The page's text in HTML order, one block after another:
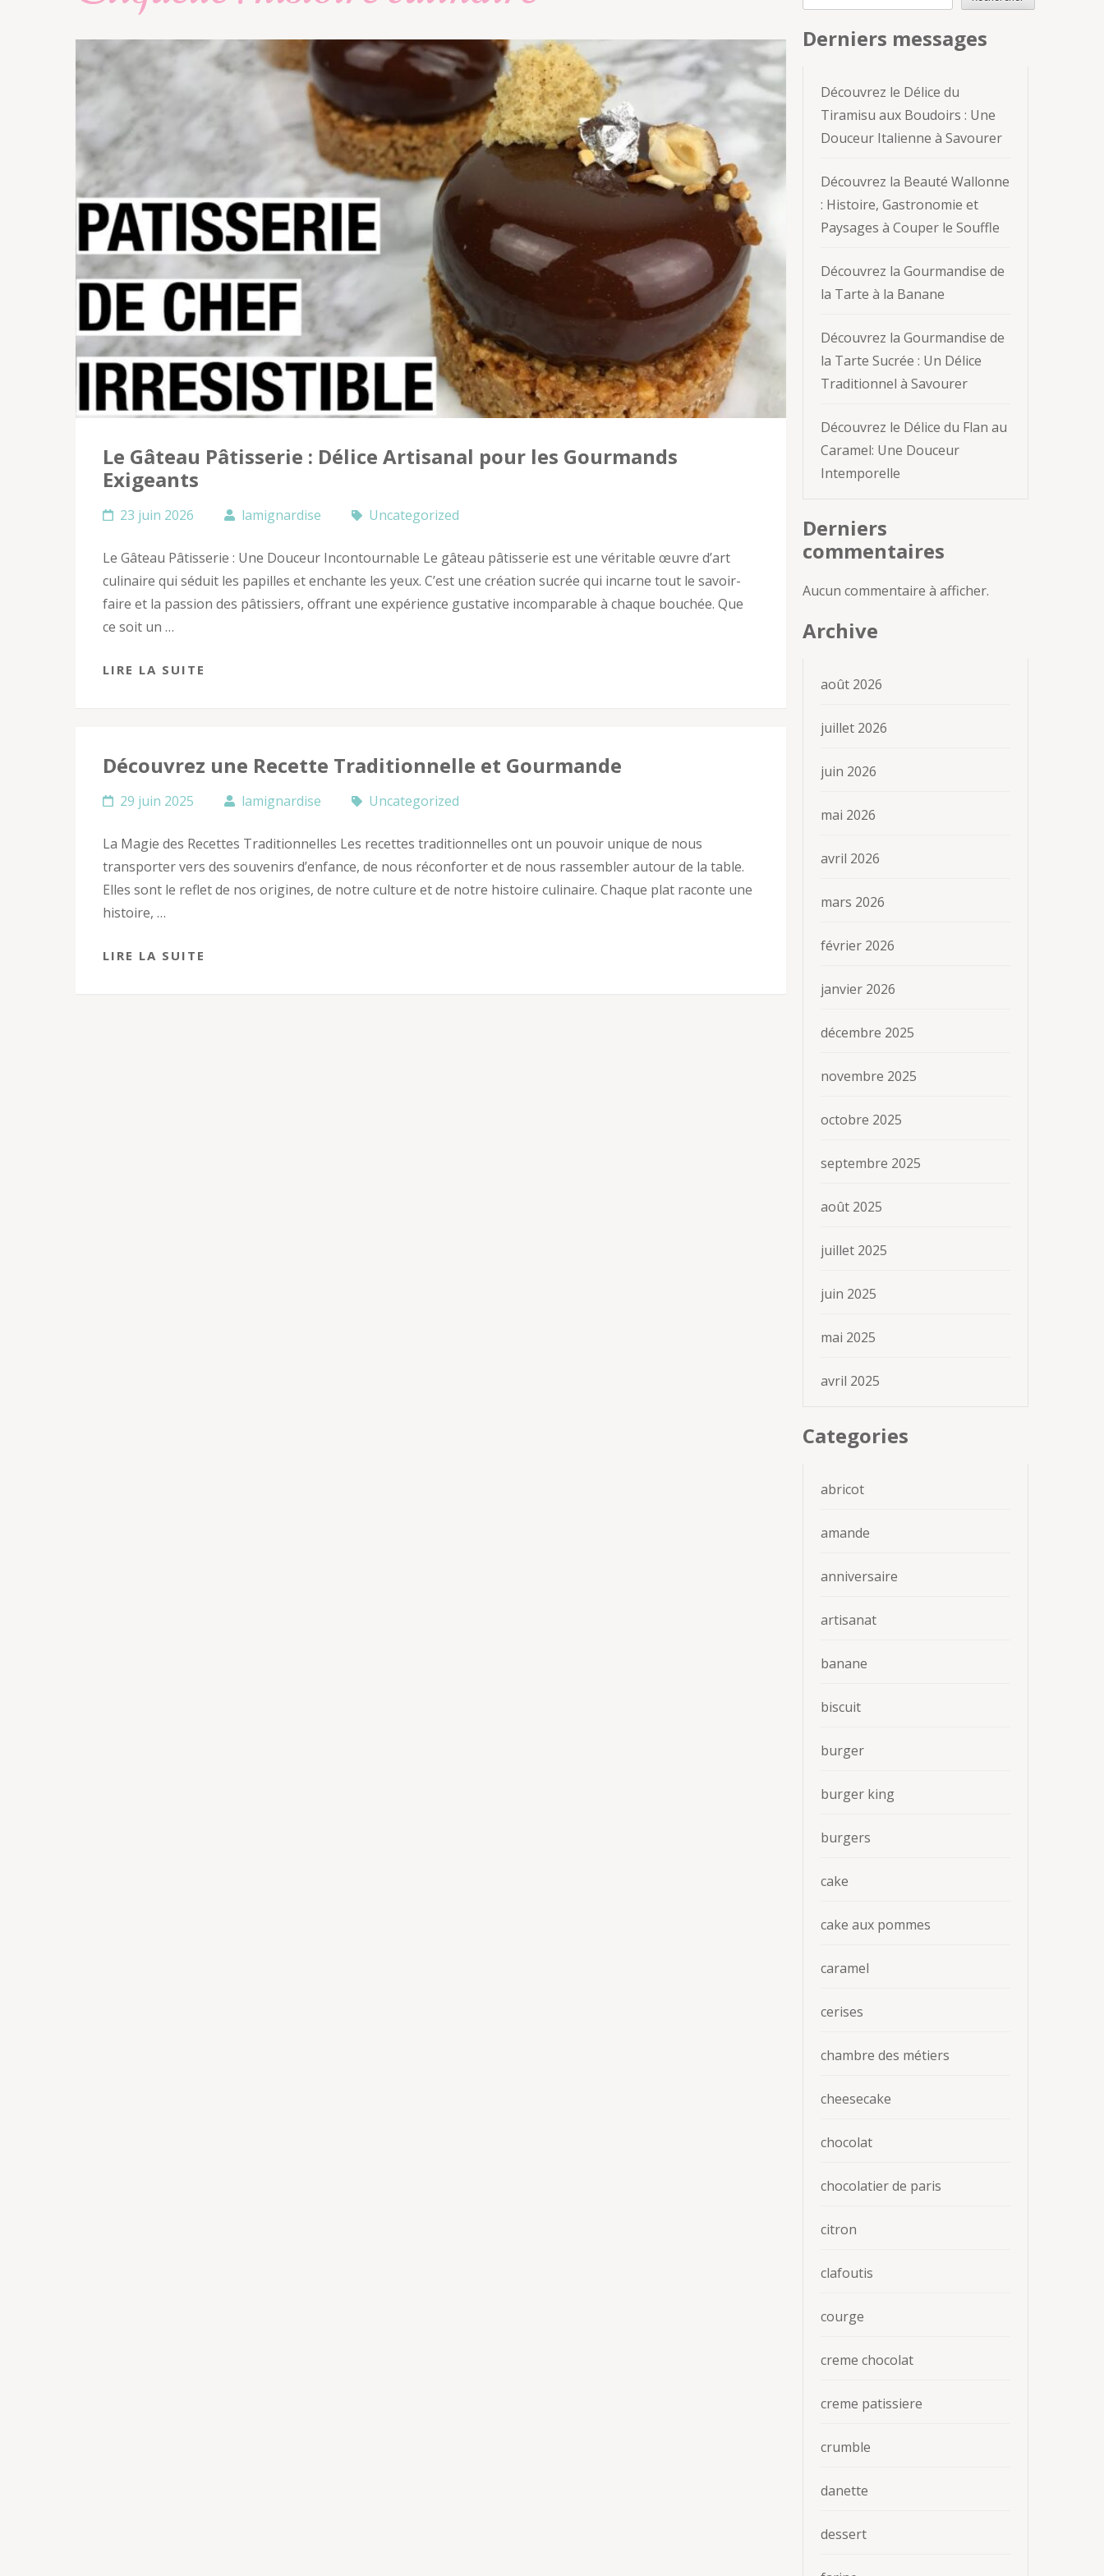
Le Gâteau Pâtisserie : Délice Artisanal pour les Gourmands
Exigeants
23 juin 2026 lamignardise Uncategorized
Le Gâteau Pâtisserie : Une Douceur Incontournable Le gâteau pâtisserie est une véritable œuvre d’art
culinaire qui séduit les papilles et enchante les yeux. C’est une création sucrée qui incarne tout le savoir-
faire et la passion des pâtissiers, offrant une expérience gustative incomparable à chaque bouchée. Que
ce soit un …
LIRE LA SUITE
Découvrez une Recette Traditionnelle et Gourmande
29 juin 2025 lamignardise Uncategorized
La Magie des Recettes Traditionnelles Les recettes traditionnelles ont un pouvoir unique de nous
transporter vers des souvenirs d’enfance, de nous réconforter et de nous rassembler autour de la table.
Elles sont le reflet de nos origines, de notre culture et de notre histoire culinaire. Chaque plat raconte une
histoire, …
LIRE LA SUITE
Derniers messages
Découvrez le Délice du
Tiramisu aux Boudoirs : Une
Douceur Italienne à Savourer
Découvrez la Beauté Wallonne
: Histoire, Gastronomie et
Paysages à Couper le Souffle
Découvrez la Gourmandise de
la Tarte à la Banane
Découvrez la Gourmandise de
la Tarte Sucrée : Un Délice
Traditionnel à Savourer
Découvrez le Délice du Flan au
Caramel: Une Douceur
Intemporelle
Derniers
commentaires
Aucun commentaire à afficher.
Archive
août 2026
juillet 2026
juin 2026
mai 2026
avril 2026
mars 2026
février 2026
janvier 2026
décembre 2025
novembre 2025
octobre 2025
septembre 2025
août 2025
juillet 2025
juin 2025
mai 2025
avril 2025
Categories
abricot
amande
anniversaire
artisanat
banane
biscuit
burger
burger king
burgers
cake
cake aux pommes
caramel
cerises
chambre des métiers
cheesecake
chocolat
chocolatier de paris
citron
clafoutis
courge
creme chocolat
creme patissiere
crumble
danette
dessert